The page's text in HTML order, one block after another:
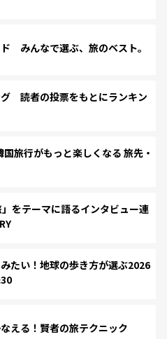
みんなで選ぶ、旅のベスト。
読者の投票をもとにランキン
旅行がもっと楽しくなる 旅先・
をテーマに語るインタビュー連
たい！地球の歩き方が選ぶ2026
える！賢者の旅テクニック